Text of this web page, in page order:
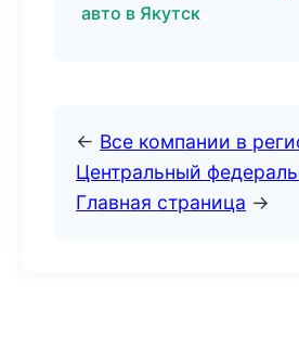
авто в Якутск
← Все компании в
Центральный
Главная страница →